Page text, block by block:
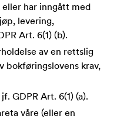
eller har inngått med
levering,
Art. 6(1) (b).
av en rettslig
bokføringslovens krav,
GDPR Art. 6(1) (a).
våre (eller en